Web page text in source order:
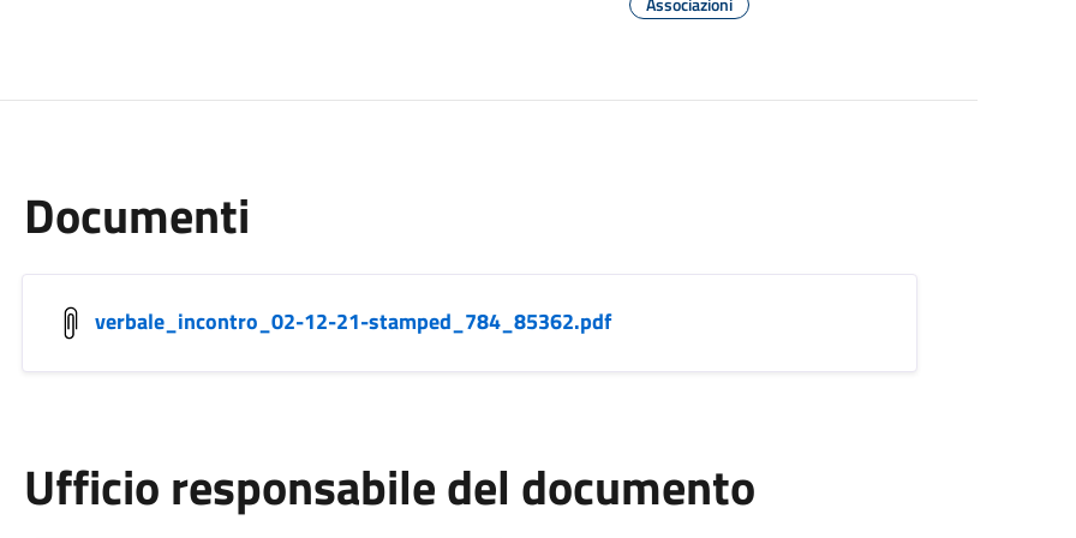
Documenti
verbale_incontro_02-12-21-stamped_784_85362.pdf
Ufficio responsabile del documento